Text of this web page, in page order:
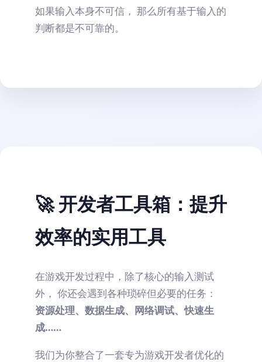
如果输入本身不可信， 那么所有基于输入的
判断都是不可靠的。
🚀 开发者工具箱：提升
效率的实用工具
在游戏开发过程中，除了核心的输入测试
外， 你还会遇到各种琐碎但必要的任务：
资源处理、数据生成、网络调试、快速生
成……
我们为你整合了一套专为游戏开发者优化的